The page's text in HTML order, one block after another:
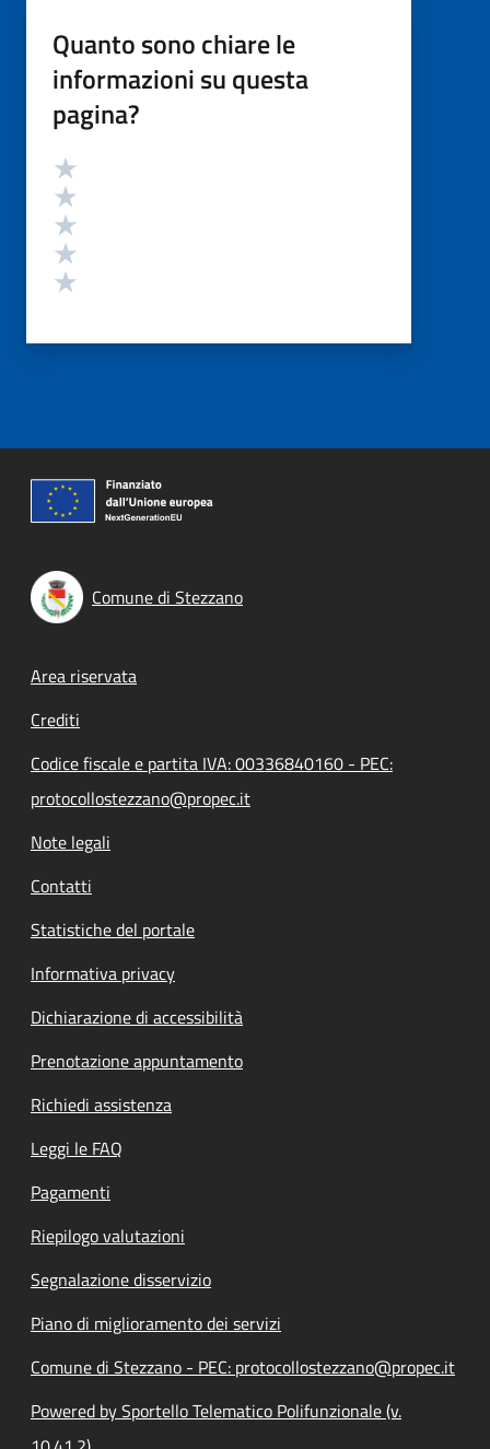
Quanto sono chiare le
informazioni su questa
pagina?
Valutazione
Comune di Stezzano
Footer menu
Area riservata
Crediti
Codice fiscale e partita IVA: 00336840160 - PEC:
protocollostezzano@propec.it
Note legali
Contatti
Statistiche del portale
Informativa privacy
Dichiarazione di accessibilità
Prenotazione appuntamento
Richiedi assistenza
Leggi le FAQ
Pagamenti
Riepilogo valutazioni
Segnalazione disservizio
Piano di miglioramento dei servizi
Comune di Stezzano - PEC: protocollostezzano@propec.it
Powered by Sportello Telematico Polifunzionale (v.